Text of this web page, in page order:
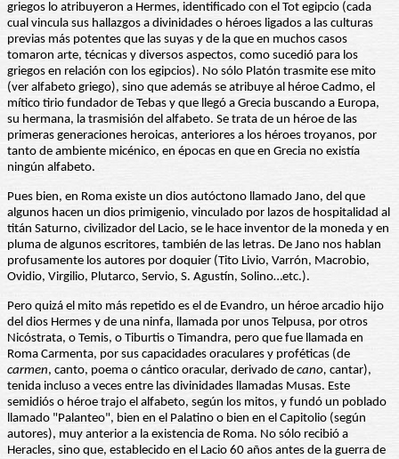
griegos lo atribuyeron a Hermes, identificado con el Tot egipcio (cada
cual vincula sus hallazgos a divinidades o héroes ligados a las culturas
previas más potentes que las suyas y de la que en muchos casos
tomaron arte, técnicas y diversos aspectos, como sucedió para los
griegos en relación con los egipcios). No sólo Platón trasmite ese mito
(ver alfabeto griego), sino que además se atribuye al héroe Cadmo, el
mítico tirio fundador de Tebas y que llegó a Grecia buscando a Europa,
su hermana, la trasmisión del alfabeto. Se trata de un héroe de las
primeras generaciones heroicas, anteriores a los héroes troyanos, por
tanto de ambiente micénico, en épocas en que en Grecia no existía
ningún alfabeto.
Pues bien, en Roma existe un dios autóctono llamado Jano, del que
algunos hacen un dios primigenio, vinculado por lazos de hospitalidad al
titán Saturno, civilizador del Lacio, se le hace inventor de la moneda y en
pluma de algunos escritores, también de las letras. De Jano nos hablan
profusamente los autores por doquier (Tito Livio, Varrón, Macrobio,
Ovidio, Virgilio, Plutarco, Servio, S. Agustín, Solino…etc.).
Pero quizá el mito más repetido es el de Evandro, un héroe arcadio hijo
del dios Hermes y de una ninfa, llamada por unos Telpusa, por otros
Nicóstrata, o Temis, o Tiburtis o Timandra, pero que fue llamada en
Roma Carmenta, por sus capacidades oraculares y proféticas (de
carmen, canto, poema o cántico oracular, derivado de cano, cantar),
tenida incluso a veces entre las divinidades llamadas Musas. Este
semidiós o héroe trajo el alfabeto, según los mitos, y fundó un poblado
llamado "Palanteo", bien en el Palatino o bien en el Capitolio (según
autores), muy anterior a la existencia de Roma. No sólo recibió a
Heracles, sino que, establecido en el Lacio 60 años antes de la guerra de